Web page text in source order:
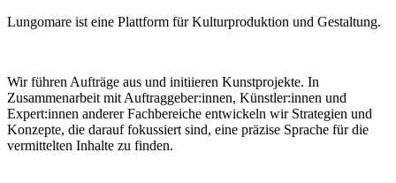
Lungomare ist eine Plattform für Kulturproduktion und Gestaltung.
Wir führen Aufträge aus und initiieren Kunstprojekte. In
Zusammenarbeit mit Auftraggeber:innen, Künstler:innen und
Expert:innen anderer Fachbereiche entwickeln wir Strategien und
Konzepte, die darauf fokussiert sind, eine präzise Sprache für die
vermittelten Inhalte zu finden.